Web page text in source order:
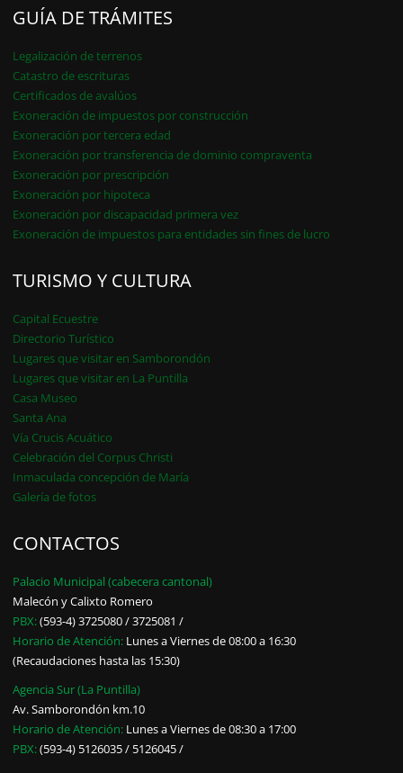
GUÍA DE TRÁMITES
Legalización de terrenos
Catastro de escrituras
Certificados de avalúos
Exoneración de impuestos por construcción
Exoneración por tercera edad
Exoneración por transferencia de dominio compraventa
Exoneración por prescripción
Exoneración por hipoteca
Exoneración por discapacidad primera vez
Exoneración de impuestos para entidades sin fines de lucro
TURISMO Y CULTURA
Capital Ecuestre
Directorio Turístico
Lugares que visitar en Samborondón
Lugares que visitar en La Puntilla
Casa Museo
Santa Ana
Vía Crucis Acuático
Celebración del Corpus Christi
Inmaculada concepción de María
Galería de fotos
CONTACTOS
Palacio Municipal (cabecera cantonal)
Malecón y Calixto Romero
PBX:(593-4) 3725080 / 3725081 /
Horario de Atención: Lunes a Viernes de 08:00 a 16:30
(Recaudaciones hasta las 15:30)
Agencia Sur (La Puntilla)
Av. Samborondón km.10
Horario de Atención: Lunes a Viernes de 08:30 a 17:00
PBX:(593-4) 5126035 / 5126045 /